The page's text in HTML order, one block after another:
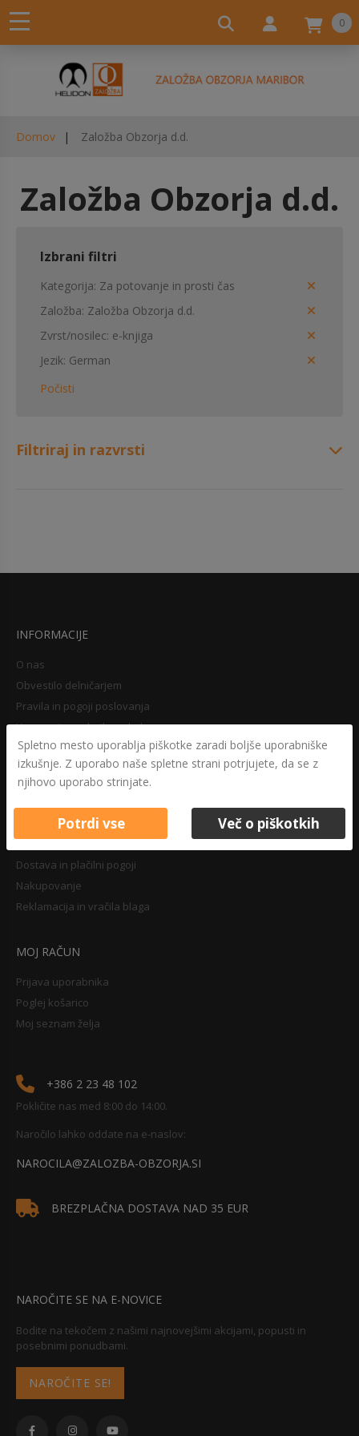
0
Domov Založba Obzorja d.d.
Založba Obzorja d.d.
Izbrani filtri
Kategorija Za potovanje in prosti čas
Založba Založba Obzorja d.d.
Zvrst/nosilec e-knjiga
Jezik German
Počisti
Filtriraj in razvrsti
INFORMACIJE
O nas
Obvestilo delničarjem
Pravila in pogoji poslovanja
Varovanje osebnih podatkov
Druga določila
Pravilnik o zasebnosti
Pravno obvestilo
Dostava in plačilni pogoji
Nakupovanje
Reklamacija in vračila blaga
MOJ RAČUN
Prijava uporabnika
Poglej košarico
Moj seznam želja
+386 2 23 48 102
Pokličite nas med 8:00 do 14:00.
Naročilo lahko oddate na e-naslov:
NAROCILA@ZALOZBA-OBZORJA.SI
BREZPLAČNA DOSTAVA NAD 35 EUR
NAROČITE SE NA E-NOVICE
Bodite na tekočem z našimi najnovejšimi akcijami, popusti in
posebnimi ponudbami.
NAROČITE SE!
Spletno mesto uporablja piškotke zaradi boljše uporabniške
izkušnje. Z uporabo naše spletne strani potrjujete, da se z
njihovo uporabo strinjate.
Potrdi vse Več o piškotkih